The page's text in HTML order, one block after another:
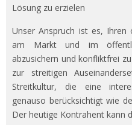
Lösung zu erzielen
Unser Anspruch ist es,
am Markt und im
abzusichern und konfliktfrei
zur streitigen
Streitkultur, die eine
genauso berücksichtigt wie
Der heutige Kontrahent kann